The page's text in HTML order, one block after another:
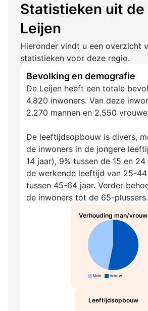
Statistieken uit de
Leijen
Hieronder vindt u een overzicht
statistieken voor deze regio.
Bevolking en demografie
De Leijen heeft een totale
4.820 inwoners. Van deze
2.270 mannen en 2.550
De leeftijdsopbouw is divers,
de inwoners in de jongere
14 jaar), 9% tussen de 15 en 24
de werkende leeftijd van 25-44
tussen 45-64 jaar. Verder
de inwoners tot de 65-plussers.
Verhouding man/vrouw
Man Vrouw
Leeftijdsopbouw